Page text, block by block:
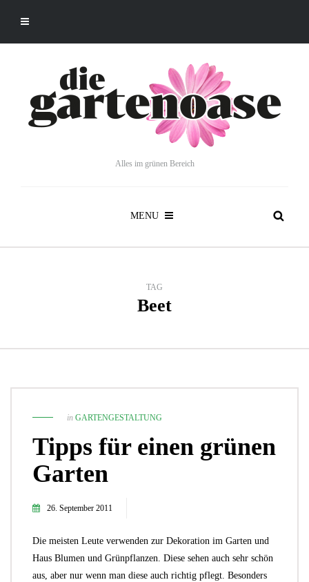
Alles im grünen Bereich
MENU
TAG
Beet
in GARTENGESTALTUNG
Tipps für einen grünen
Garten
26. September 2011
Die meisten Leute verwenden zur Dekoration im Garten und
Haus Blumen und Grünpflanzen. Diese sehen auch sehr schön
aus, aber nur wenn man diese auch richtig pflegt. Besonders